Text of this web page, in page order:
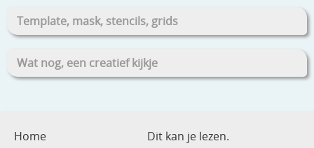
Template, mask, stencils, grids
Wat nog, een creatief kijkje
Home
Dit kan je lezen.